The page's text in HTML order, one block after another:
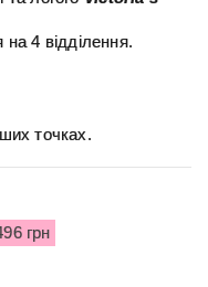
на 4 відділення.
точках.
грн